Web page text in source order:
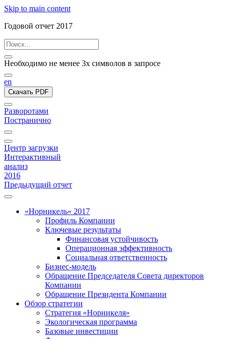
Skip to main content
Годовой отчет 2017
Необходимо не менее 3х символов в запросе
en
Скачать PDF
Разворотами
Постранично
Центр загрузки
Интерактивный
анализ
2016
Предыдущий отчет
«Норникель» 2017
Профиль Компании
Ключевые результаты
Финансовая устойчивость
Операционная эффективность
Социальная ответственность
Бизнес-модель
Обращение Председателя Совета директоров
Компании
Обращение Президента Компании
Обзор стратегии
Стратегия «Норникеля»
Экологическая программа
Базовые инвестиции